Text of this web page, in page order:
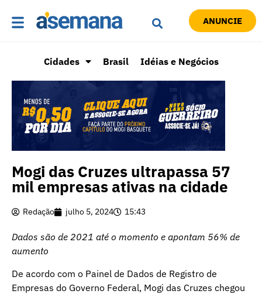
ANUNCIE
Cidades Brasil Idéias e Negócios
Mogi das Cruzes ultrapassa 57
mil empresas ativas na cidade
Redação julho 5, 2024 15:43
Dados são de 2021 até o momento e apontam 56% de
aumento
De acordo com o Painel de Dados de Registro de
Empresas do Governo Federal, Mogi das Cruzes chegou